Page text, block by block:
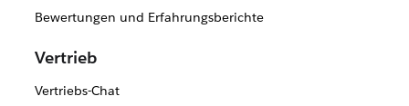
Bewertungen und Erfahrungsberichte
Vertrieb
Vertriebs-Chat